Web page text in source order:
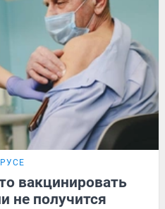
вакцинировать
не получится